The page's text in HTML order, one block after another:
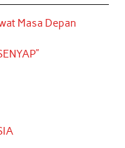
Masa Depan